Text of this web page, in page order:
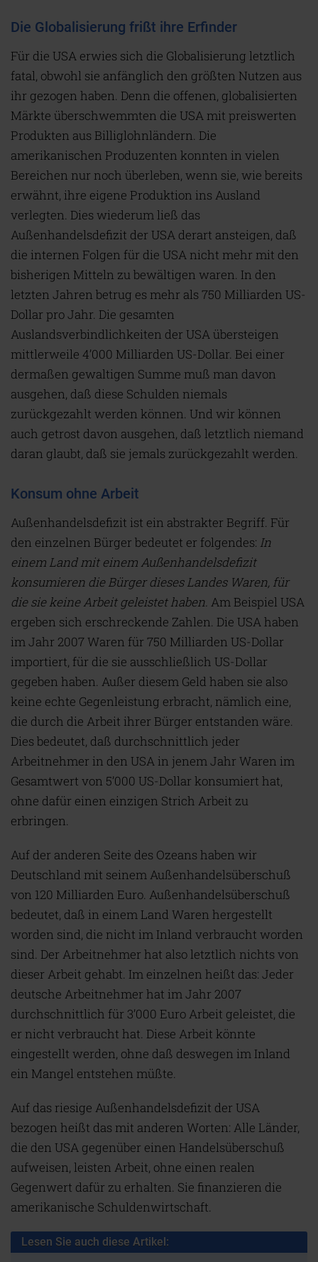
Die Globalisierung frißt ihre Erfinder
Für die USA erwies sich die Globalisierung letztlich
fatal, obwohl sie anfänglich den größten Nutzen aus
ihr gezogen haben. Denn die offenen, globalisierten
Märkte überschwemmten die USA mit preiswerten
Produkten aus Billiglohnländern. Die
amerikanischen Produzenten konnten in vielen
Bereichen nur noch überleben, wenn sie, wie bereits
erwähnt, ihre eigene Produktion ins Ausland
verlegten. Dies wiederum ließ das
Außenhandelsdefizit der USA derart ansteigen, daß
die internen Folgen für die USA nicht mehr mit den
bisherigen Mitteln zu bewältigen waren. In den
letzten Jahren betrug es mehr als 750 Milliarden US-
Dollar pro Jahr. Die gesamten
Auslandsverbindlichkeiten der USA übersteigen
mittlerweile 4’000 Milliarden US-Dollar. Bei einer
dermaßen gewaltigen Summe muß man davon
ausgehen, daß diese Schulden niemals
zurückgezahlt werden können. Und wir können
auch getrost davon ausgehen, daß letztlich niemand
daran glaubt, daß sie jemals zurückgezahlt werden.
Konsum ohne Arbeit
Außenhandelsdefizit ist ein abstrakter Begriff. Für
den einzelnen Bürger bedeutet er folgendes: In
einem Land mit einem Außenhandelsdefizit
konsumieren die Bürger dieses Landes Waren, für
die sie keine Arbeit geleistet haben. Am Beispiel USA
ergeben sich erschreckende Zahlen. Die USA haben
im Jahr 2007 Waren für 750 Milliarden US-Dollar
importiert, für die sie ausschließlich US-Dollar
gegeben haben. Außer diesem Geld haben sie also
keine echte Gegenleistung erbracht, nämlich eine,
die durch die Arbeit ihrer Bürger entstanden wäre.
Dies bedeutet, daß durchschnittlich jeder
Arbeitnehmer in den USA in jenem Jahr Waren im
Gesamtwert von 5’000 US-Dollar konsumiert hat,
ohne dafür einen einzigen Strich Arbeit zu
erbringen.
Auf der anderen Seite des Ozeans haben wir
Deutschland mit seinem Außenhandelsüberschuß
von 120 Milliarden Euro. Außenhandelsüberschuß
bedeutet, daß in einem Land Waren hergestellt
worden sind, die nicht im Inland verbraucht worden
sind. Der Arbeitnehmer hat also letztlich nichts von
dieser Arbeit gehabt. Im einzelnen heißt das: Jeder
deutsche Arbeitnehmer hat im Jahr 2007
durchschnittlich für 3’000 Euro Arbeit geleistet, die
er nicht verbraucht hat. Diese Arbeit könnte
eingestellt werden, ohne daß deswegen im Inland
ein Mangel entstehen müßte.
Auf das riesige Außenhandelsdefizit der USA
bezogen heißt das mit anderen Worten: Alle Länder,
die den USA gegenüber einen Handelsüberschuß
aufweisen, leisten Arbeit, ohne einen realen
Gegenwert dafür zu erhalten. Sie finanzieren die
amerikanische Schuldenwirtschaft.
Lesen Sie auch diese Artikel: